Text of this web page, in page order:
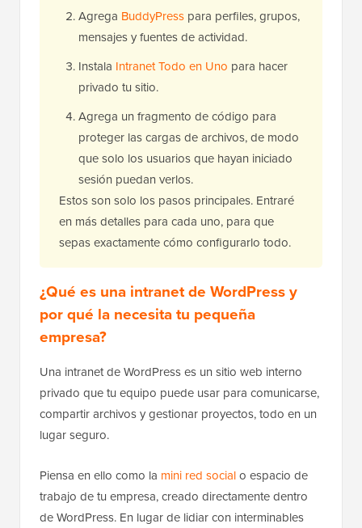
Agrega BuddyPress para perfiles, grupos,
mensajes y fuentes de actividad.
Instala Intranet Todo en Uno para hacer
privado tu sitio.
Agrega un fragmento de código para
proteger las cargas de archivos, de modo
que solo los usuarios que hayan iniciado
sesión puedan verlos.
Estos son solo los pasos principales. Entraré
en más detalles para cada uno, para que
sepas exactamente cómo configurarlo todo.
¿Qué es una intranet de WordPress y
por qué la necesita tu pequeña
empresa?
Una intranet de WordPress es un sitio web interno
privado que tu equipo puede usar para comunicarse,
compartir archivos y gestionar proyectos, todo en un
lugar seguro.
Piensa en ello como la mini red socialo espacio de
trabajo de tu empresa, creado directamente dentro
de WordPress. En lugar de lidiar con interminables